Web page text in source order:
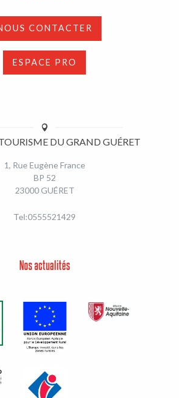
CONTACTER
ESPACE PRO
DU GRAND GUÉRET
1, Rue Eugène France
BP 52
23000 GUÉRET
Tel:0555521429
Nos actualités